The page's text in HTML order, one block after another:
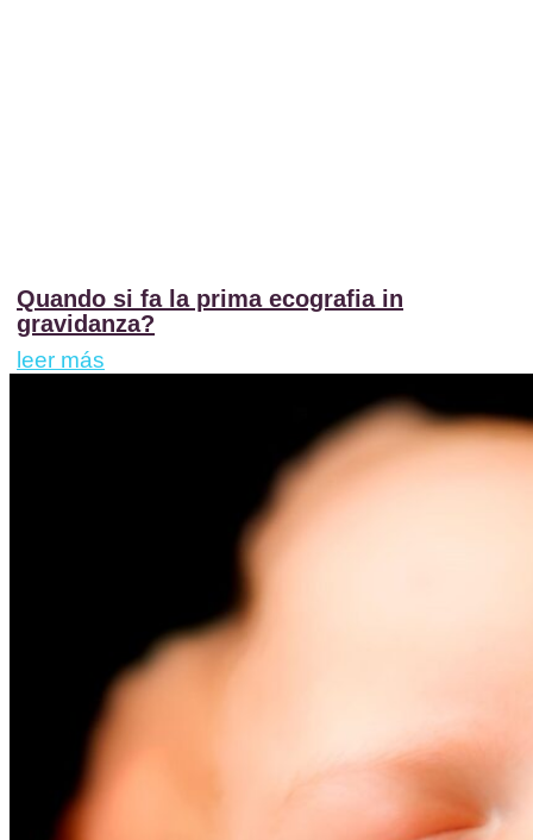
Quando si fa la prima ecografia in
gravidanza?
leer más